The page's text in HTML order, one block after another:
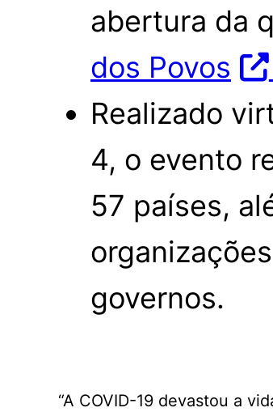
abertura da
dos Povos
Realizado
4, o evento
57 países,
governos.
“A COVID-19 devastou a